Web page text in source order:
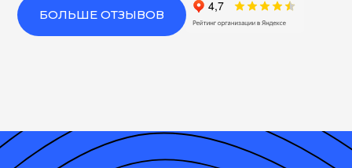
БОЛЬШЕ ОТЗЫВОВ